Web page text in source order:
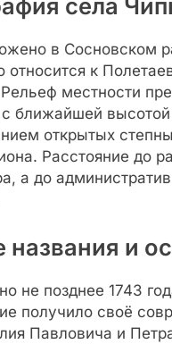
села
в Сосновском
к
местности
с ближайшей
открытых
Расстояние до
а до
и
не позднее 1743
получило своё
Павловича и